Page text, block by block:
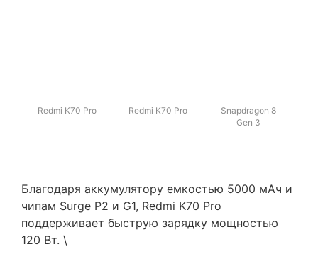
Redmi K70 Pro Redmi K70 Pro
Snapdragon 8
Gen 3
Благодаря аккумулятору емкостью 5000 мАч и
чипам Surge P2 и G1, Redmi K70 Pro
поддерживает быструю зарядку мощностью
120 Вт. \